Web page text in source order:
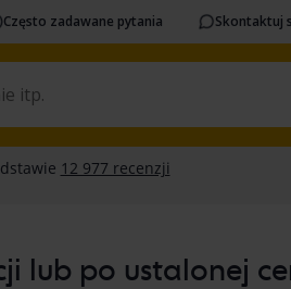
Często zadawane pytania Skontaktuj
lub po ustalonej